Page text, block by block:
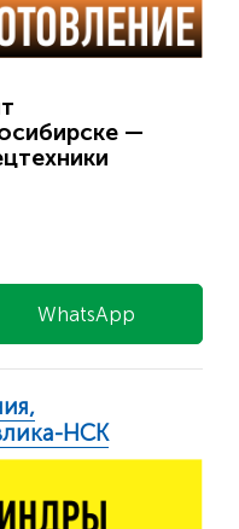
—
WhatsApp
НСК